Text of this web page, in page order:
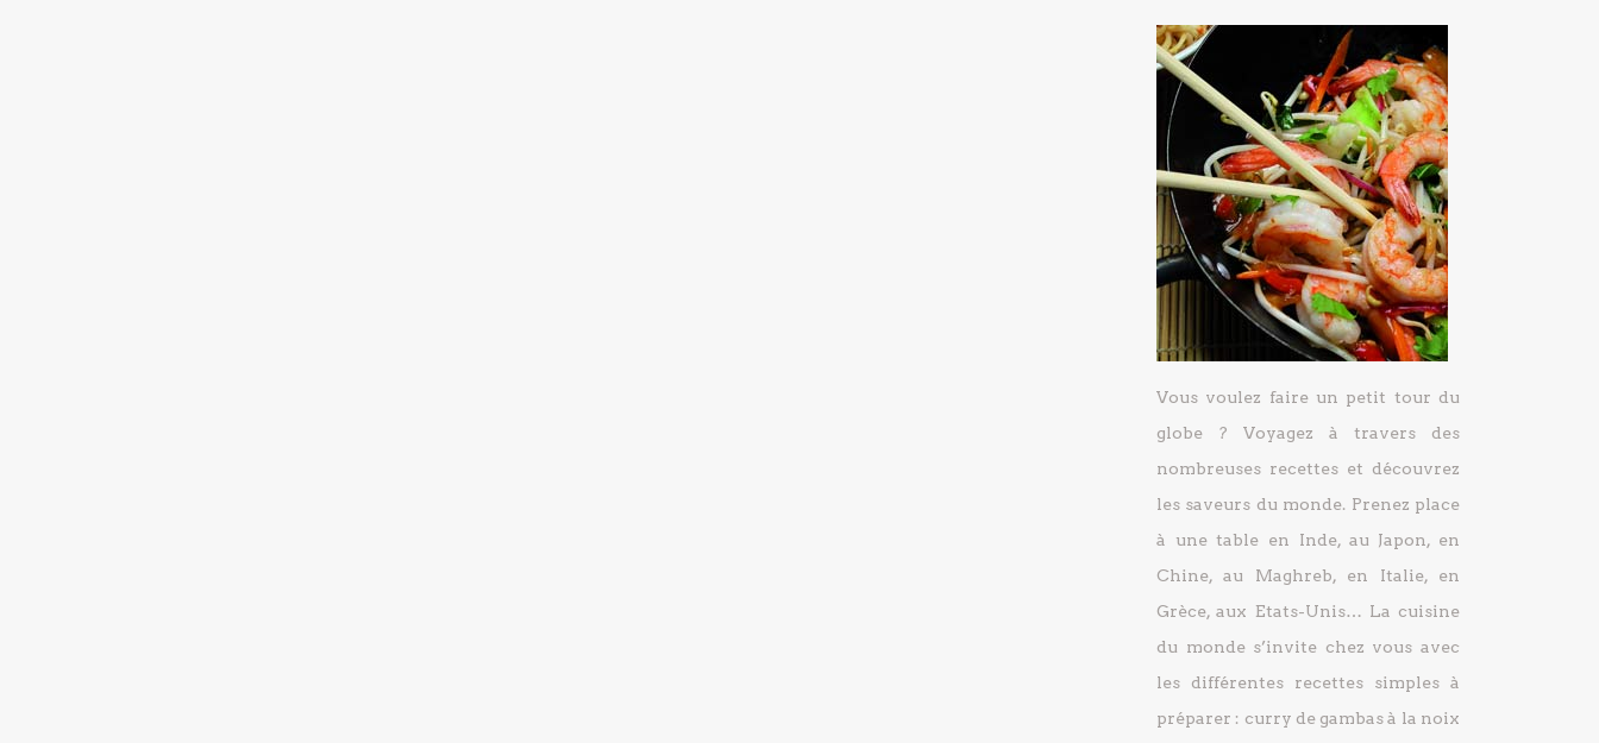
Vous voulez faire un petit tour du
globe ? Voyagez à travers des
nombreuses recettes et découvrez
les saveurs du monde. Prenez place
à une table en Inde, au Japon, en
Chine, au Maghreb, en Italie, en
Grèce, aux Etats-Unis… La cuisine
du monde s’invite chez vous avec
les différentes recettes simples à
préparer : curry de gambas à la noix